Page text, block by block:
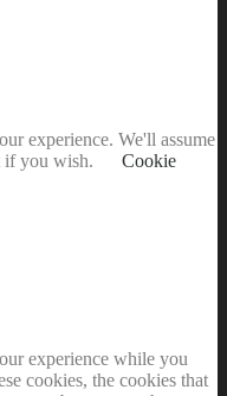
experience. We'll assume
if you wish.
Cookie
experience while you
cookies, the cookies that